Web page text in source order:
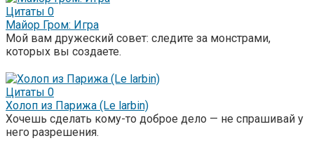
Цитаты 0
Майор Гром: Игра
Мой вам дружеский совет: следите за монстрами,
которых вы создаете.
Цитаты 0
Холоп из Парижа (Le larbin)
Хочешь сделать кому-то доброе дело — не спрашивай у
него разрешения.